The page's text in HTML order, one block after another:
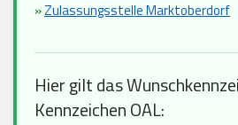
»Zulassungsstelle Marktoberdorf
Hier gilt das
Kennzeichen OAL: